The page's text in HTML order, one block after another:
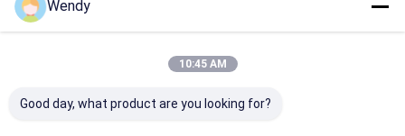
Wendy
10:45 AM
Good day, what product are you looking for?